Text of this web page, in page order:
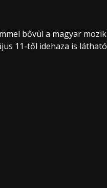
bővül a magyar mozik
11-től idehaza is látható